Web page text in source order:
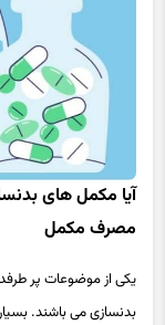
مصرف مکمل
یکی از موضوعات پر
بدنسازی می باشند.